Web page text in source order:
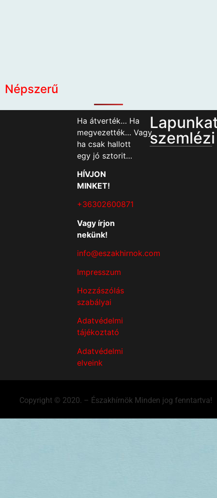
Népszerű
Ha átverték… Ha
megvezették… Vagy
ha csak hallott
egy jó sztorit…
HÍVJON
MINKET!
+36302600871
Vagy írjon
nekünk!
info@eszakhirnok.com
Impresszum
Hozzászólás
szabályai
Adatvédelmi
tájékoztató
Adatvédelmi
elveink
szemlézi
Copyright © 2020. – Északhírnök Minden jog fenntartva!